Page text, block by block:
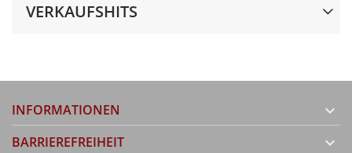
VERKAUFSHITS
INFORMATIONEN 
BARRIEREFREIHEIT 